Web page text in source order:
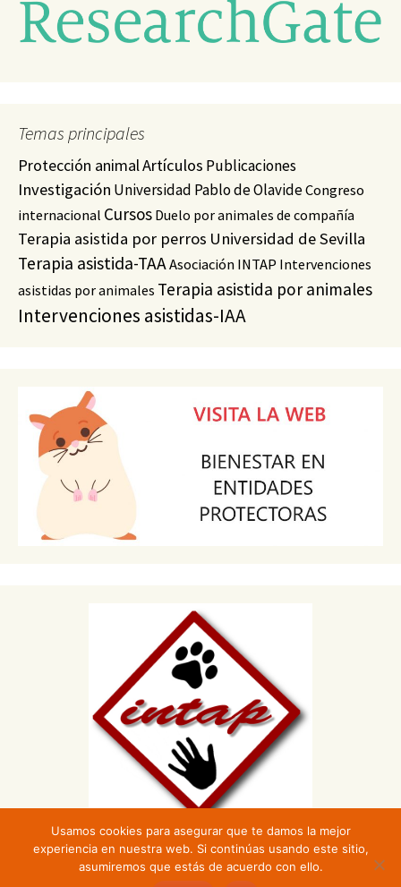
Temas principales
Protección animalArtículos Publicaciones
Investigación Universidad Pablo de OlavideCongreso
internacional Cursos Duelo por animales de compañía
Terapia asistida por perros Universidad de Sevilla
Terapia asistida-TAAAsociación INTAP Intervenciones
asistidas por animales Terapia asistida por animales
Intervenciones asistidas-IAA
Usamos cookies para asegurar que te damos la mejor
experiencia en nuestra web. Si continúas usando este sitio,
asumiremos que estás de acuerdo con ello.